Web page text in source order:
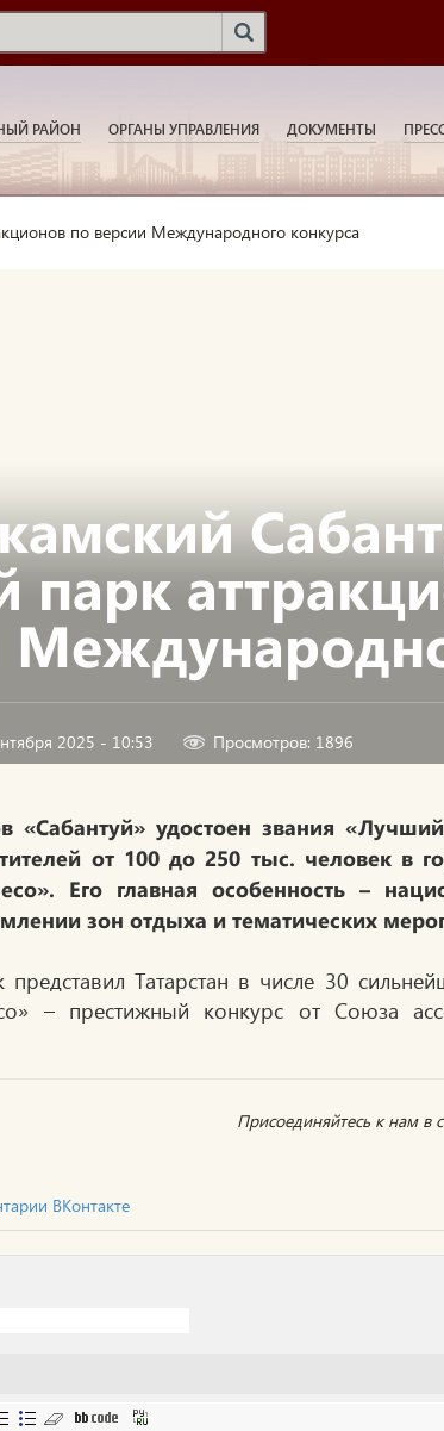
РАЙОН ОРГАНЫ УПРАВЛЕНИЯ ДОКУМЕНТЫ
по версии Международного конкурса
парк
2025 - 10:53 Просмотров: 1896
«Сабантуй» удостоен звания
от 100 до 250 тыс. человек в
Его главная особенность –
зон отдыха и тематических
Татарстан в числе 30
– престижный конкурс от Союза
Присоединяйтесь к нам в
ВКонтакте